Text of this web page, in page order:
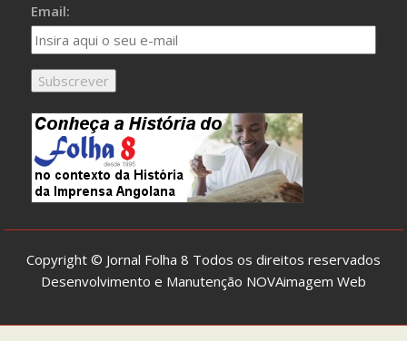
Email:
Copyright © Jornal Folha 8 Todos os direitos reservados
Desenvolvimento e Manutenção NOVAimagem Web